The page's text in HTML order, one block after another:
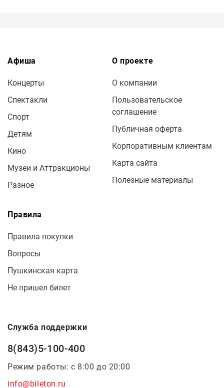
Афиша
Концерты
Спектакли
Спорт
Детям
Кино
Музеи и Аттракционы
Разное
О проекте
О компании
Пользовательское
соглашение
Публичная оферта
Корпоративным клиентам
Карта сайта
Полезные материалы
Правила
Правила покупки
Вопросы
Пушкинская карта
Не пришел билет
Служба поддержки
8(843)5-100-400
Режим работы: с 8:00 до 20:00
info@bileton.ru